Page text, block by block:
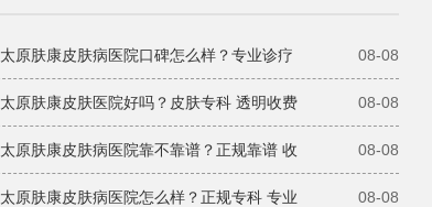
太原肤康皮肤病医院口碑怎么样？专业诊疗 08-08
太原肤康皮肤医院好吗？皮肤专科 透明收费 08-08
太原肤康皮肤病医院靠不靠谱？正规靠谱 收 08-08
太原肤康皮肤病医院怎么样？正规专科 专业 08-08